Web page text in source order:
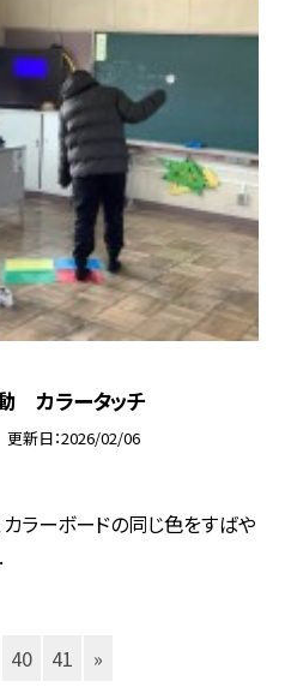
カラータッチ
更新日 2026/02/06
ラーボードの同じ色をすばや
40 41 »